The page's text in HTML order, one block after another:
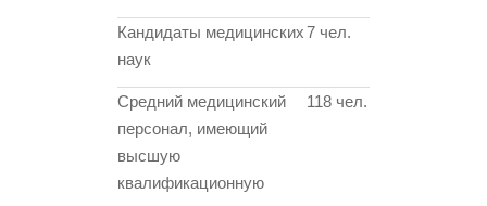
Кандидаты медицинских
наук
7 чел.
Средний медицинский
персонал, имеющий
высшую
квалификационную
118 чел.